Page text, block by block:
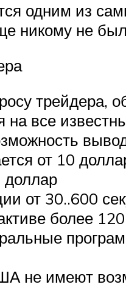
одним из
никому не
трейдера,
на все
от 10
доллар
от 30..600
более
не имеют